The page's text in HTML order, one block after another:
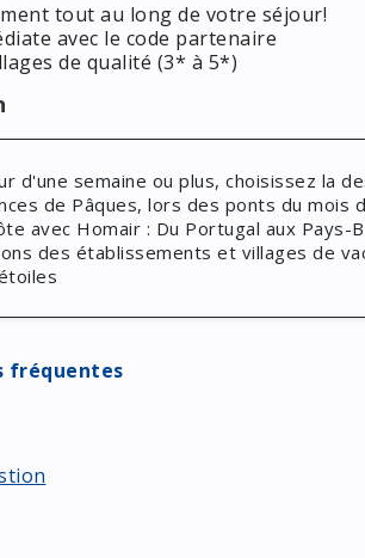
tout au long de votre séjour!
avec le code partenaire
de qualité (3* à 5*)
d'une semaine ou plus, choisissez la
de Pâques, lors des ponts du mois
avec Homair : Du Portugal aux Pays-
des établissements et villages de
fréquentes